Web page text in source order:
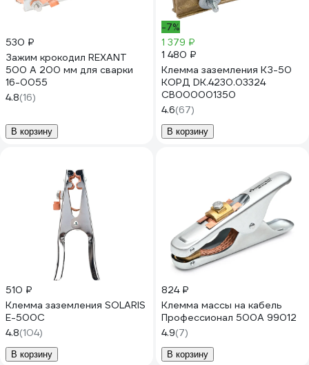
530 ₽
Зажим крокодил REXANT
500 А 200 мм для сварки
16-0055
4.8(16)
В корзину
-7%
1 379 ₽
1 480 ₽
Клемма заземления КЗ-50
КОРД DK.4230.03324
СВ000001350
4.6(67)
В корзину
510 ₽
Клемма заземления SOLARIS
E-500C
4.8(104)
В корзину
824 ₽
Клемма массы на кабель
Профессионал 500А 99012
4.9(7)
В корзину